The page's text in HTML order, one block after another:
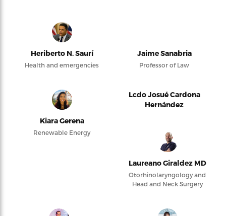
Heriberto N. Saurí
Health and emergencies
Jaime Sanabria
Professor of Law
Kiara Gerena
Renewable Energy
Lcdo Josué Cardona
Hernández
Laureano Giraldez MD
Otorhinolaryngology and
Head and Neck Surgery